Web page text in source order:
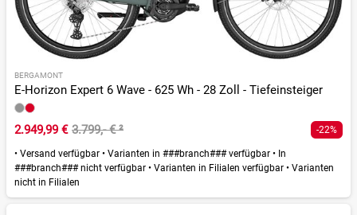
BERGAMONT
E-Horizon Expert 6 Wave - 625 Wh - 28 Zoll - Tiefeinsteiger
2.949,99 € 3.799,- €² -22%
• Versand verfügbar • Varianten in ###branch### verfügbar • In
###branch### nicht verfügbar • Varianten in Filialen verfügbar • Varianten
nicht in Filialen